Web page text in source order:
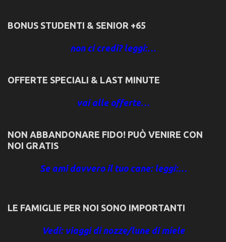
BONUS STUDENTI & SENIOR +65
non ci credi? leggi:…
OFFERTE SPECIALI & LAST MINUTE
vai alle offerte…
NON ABBANDONARE FIDO! PUÒ VENIRE CON
NOI GRATIS
Se ami davvero il tuo cane: leggi:…
LE FAMIGLIE PER NOI SONO IMPORTANTI
Vedi: viaggi di nozze/lune di miele